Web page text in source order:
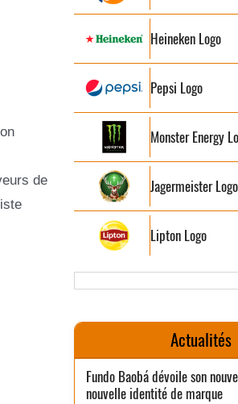
de
Heineken Logo
Pepsi Logo
Monster Energy
Jagermeister Logo
Lipton Logo
Actualités
Fundo Baobá dévoile son
nouvelle identité de marque